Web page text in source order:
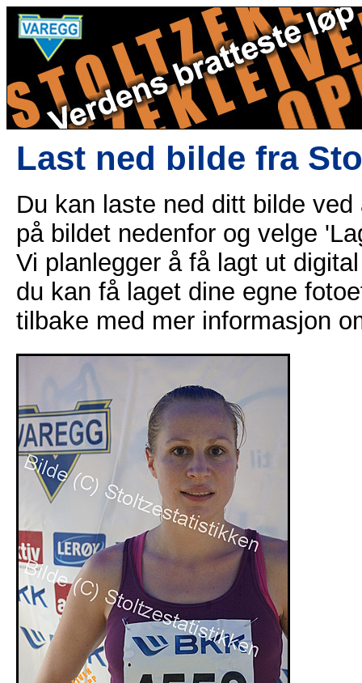
Last ned bilde fra
Du kan laste ned ditt bilde
på bildet nedenfor og velge
Vi planlegger å få lagt ut
du kan få laget dine egne
tilbake med mer informasjon